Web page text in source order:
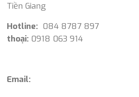
Tiền Giang
Hotline: 084 8787
thoại: 0918 063 914
Email: